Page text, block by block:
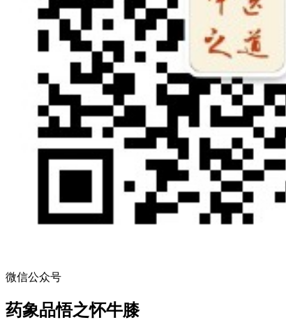
微信公众号
药象品悟之怀牛膝